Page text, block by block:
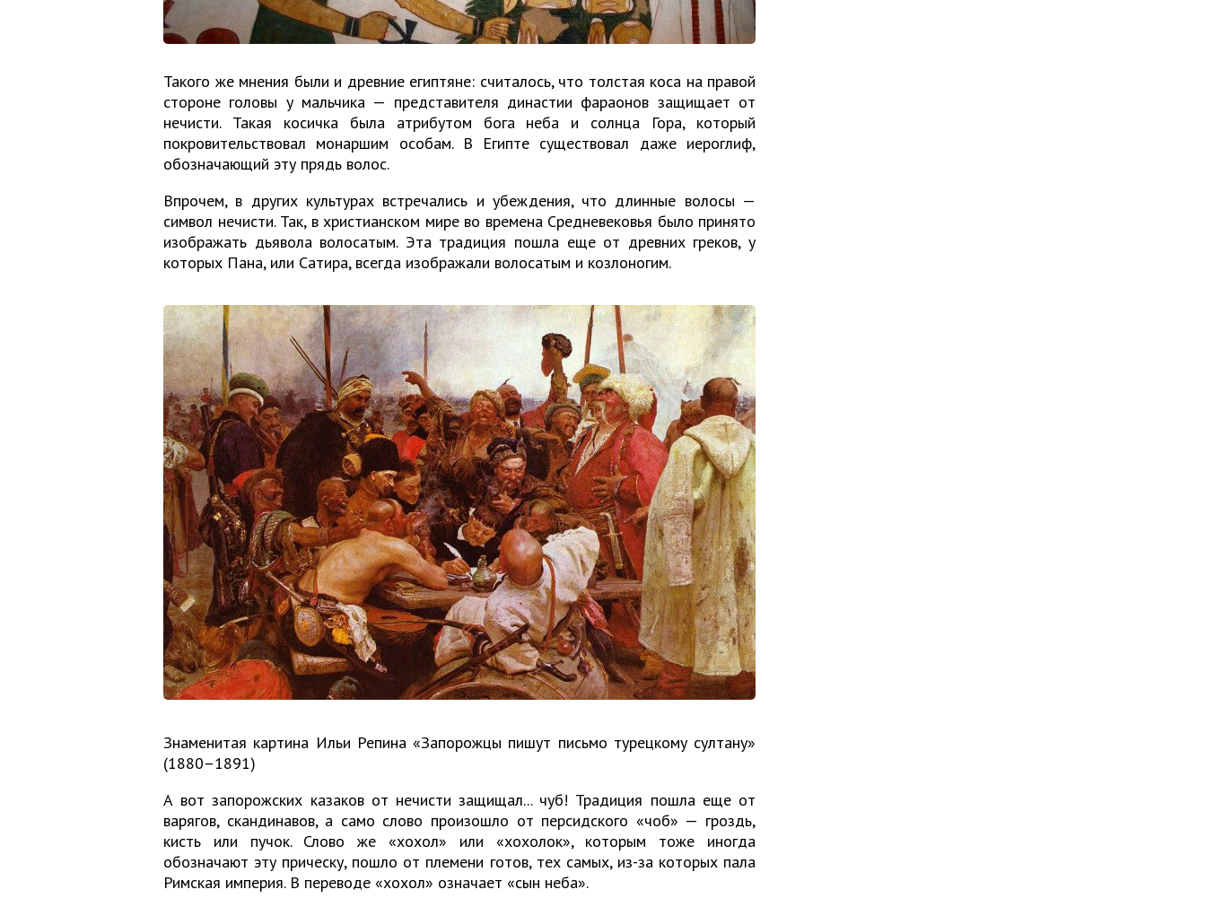
Такого же мнения были и древние египтяне: считалось, что толстая коса на правой
стороне головы у мальчика — представителя династии фараонов защищает от
нечисти. Такая косичка была атрибутом бога неба и солнца Гора, который
покровительствовал монаршим особам. В Египте существовал даже иероглиф,
обозначающий эту прядь волос.
Впрочем, в других культурах встречались и убеждения, что длинные волосы —
символ нечисти. Так, в христианском мире во времена Средневековья было принято
изображать дьявола волосатым. Эта традиция пошла еще от древних греков, у
которых Пана, или Сатира, всегда изображали волосатым и козлоногим.
Знаменитая картина Ильи Репина «Запорожцы пишут письмо турецкому султану»
(1880–1891)
А вот запорожских казаков от нечисти защищал... чуб! Традиция пошла еще от
варягов, скандинавов, а само слово произошло от персидского «чоб» — гроздь,
кисть или пучок. Слово же «хохол» или «хохолок», которым тоже иногда
обозначают эту прическу, пошло от племени готов, тех самых, из-за которых пала
Римская империя. В переводе «хохол» означает «сын неба».